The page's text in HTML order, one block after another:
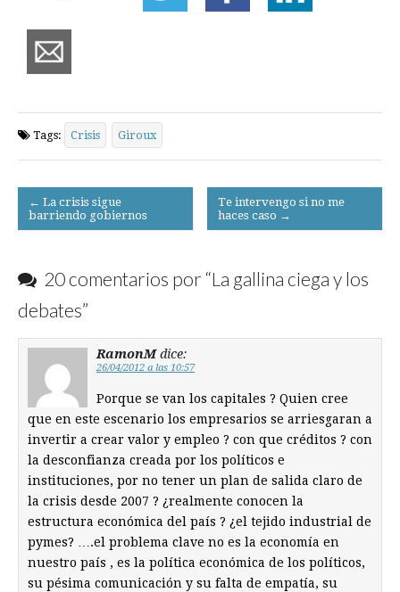
Tags: Crisis Giroux
Post
navigation
← La crisis sigue
barriendo gobiernos
Te intervengo si no me
haces caso →
20 comentarios por “La gallina ciega y los
debates”
RamonM dice:
26/04/2012 a las 10:57
Porque se van los capitales ? Quien cree
que en este escenario los empresarios se arriesgaran a
invertir a crear valor y empleo ? con que créditos ? con
la desconfianza creada por los políticos e
instituciones, por no tener un plan de salida claro de
la crisis desde 2007 ? ¿realmente conocen la
estructura económica del país ? ¿el tejido industrial de
pymes? ….el problema clave no es la economía en
nuestro país , es la política económica de los políticos,
su pésima comunicación y su falta de empatía, su